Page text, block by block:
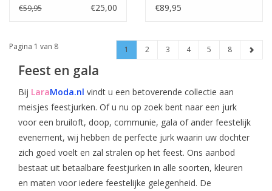
€59,95 €25,00
€89,95
Pagina 1 van 8 1 2 3 4 5 8
Feest en gala
Bij LaraModa.nl vindt u een betoverende collectie aan
meisjes feestjurken. Of u nu op zoek bent naar een jurk
voor een bruiloft, doop, communie, gala of ander feestelijk
evenement, wij hebben de perfecte jurk waarin uw dochter
zich goed voelt en zal stralen op het feest. Ons aanbod
bestaat uit betaalbare feestjurken in alle soorten, kleuren
en maten voor iedere feestelijke gelegenheid. De